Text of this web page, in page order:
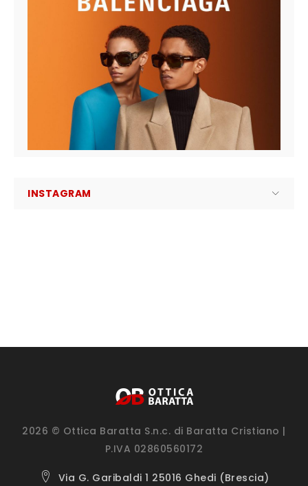
INSTAGRAM
2026 © Ottica Baratta S.n.c. di Baratta Cristiano |
P.IVA 02860560172
Via G. Garibaldi 1 25016 Ghedi (Brescia)